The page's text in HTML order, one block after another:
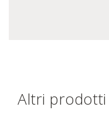
Altri prodotti